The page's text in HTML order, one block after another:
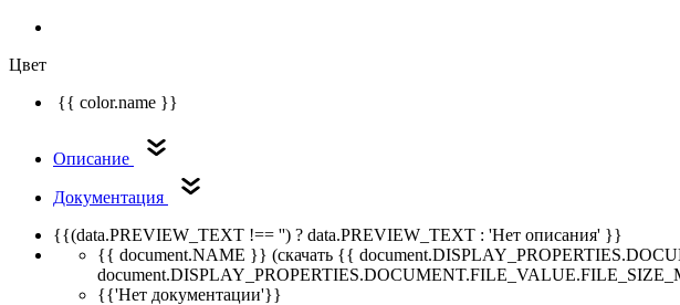
Цвет
{{ color.name }}
Описание
Документация
{{(data.PREVIEW_TEXT !== '') ? data.PREVIEW_TEXT : 'Нет описания' }}
{{ document.NAME }} (скачать {{
{{'Нет документации'}}